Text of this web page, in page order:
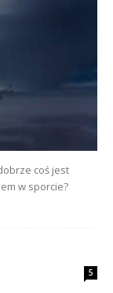
coś jest
w sporcie?
5